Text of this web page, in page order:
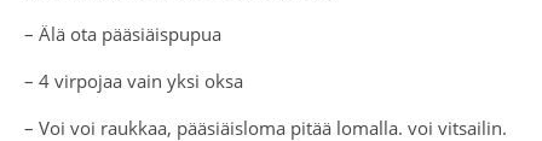
– Älä ota pääsiäispupua
– 4 virpojaa vain yksi oksa
– Voi voi raukkaa, pääsiäisloma pitää lomalla. voi vitsailin.